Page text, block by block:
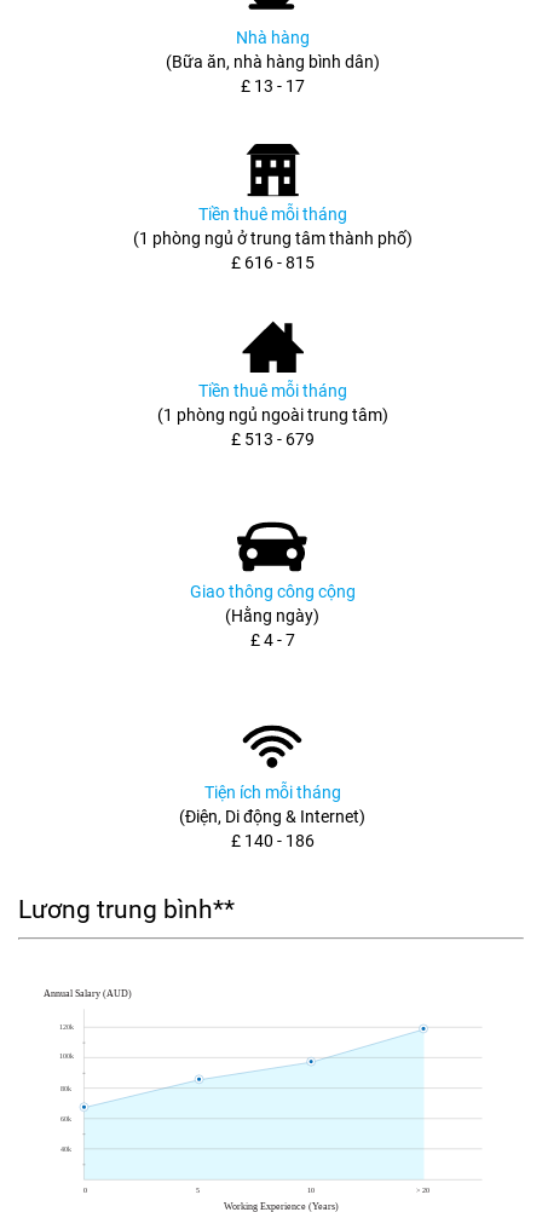
Nhà hàng
(Bữa ăn, nhà hàng bình dân)
£ 13 - 17
Tiền thuê mỗi tháng
(1 phòng ngủ ở trung tâm thành phố)
£ 616 - 815
Tiền thuê mỗi tháng
(1 phòng ngủ ngoài trung tâm)
£ 513 - 679
Giao thông công cộng
(Hằng ngày)
£ 4 - 7
Tiện ích mỗi tháng
(Điện, Di động & Internet)
£ 140 - 186
Lương trung bình**